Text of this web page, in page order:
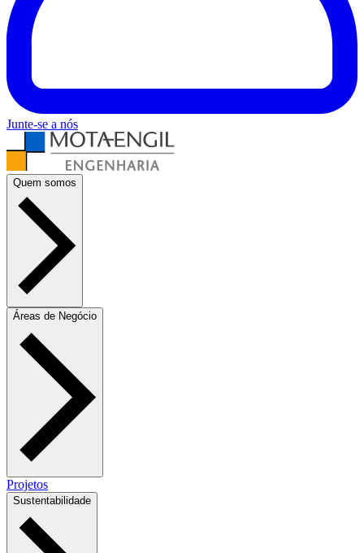
Junte-se a nós
Quem somos
Áreas de Negócio
Projetos
Sustentabilidade